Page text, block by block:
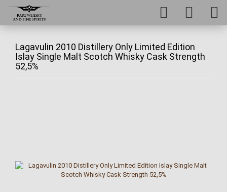
Lagavulin 2010 Distillery Only Limited Edition
Islay Single Malt Scotch Whisky Cask Strength
52,5%